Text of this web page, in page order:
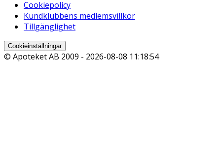
Cookiepolicy
Kundklubbens medlemsvillkor
Tillgänglighet
Cookieinställningar
© Apoteket AB 2009 - 2026-08-08 11:18:54